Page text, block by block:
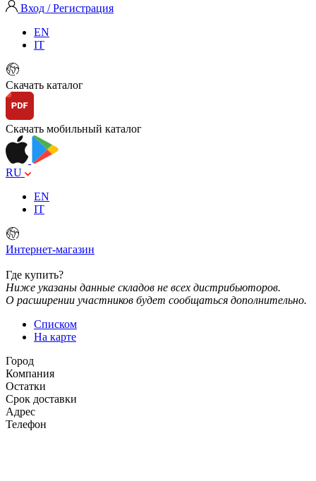
Вход / Регистрация
EN
IT
Скачать каталог
Скачать мобильный каталог
RU
EN
IT
Интернет-магазин
Где купить?
Ниже указаны данные складов не всех дистрибьюторов.
О расширении участников будет сообщаться дополнительно.
Списком
На карте
Город
Компания
Остатки
Срок доставки
Адрес
Телефон